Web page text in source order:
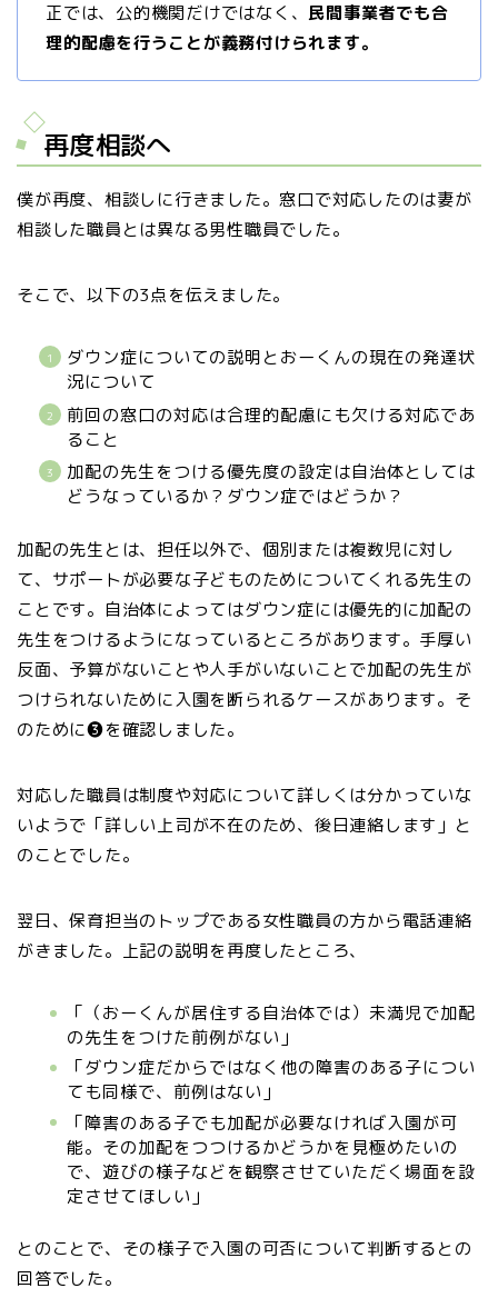
正では、公的機関だけではなく、 民間事業者でも合
理的配慮を行うことが義務付けられます。
再度相談へ
僕が再度、相談しに行きました。窓口で対応したのは妻が
相談した職員とは異なる男性職員でした。
そこで、以下の3点を伝えました。
ダウン症についての説明とおーくんの現在の発達状
況について
前回の窓口の対応は合理的配慮にも欠ける対応であ
ること
加配の先生をつける優先度の設定は自治体としては
どうなっているか？ダウン症ではどうか？
加配の先生とは、担任以外で、個別または複数児に対し
て、サポートが必要な子どものためについてくれる先生の
ことです。自治体によってはダウン症には優先的に加配の
先生をつけるようになっているところがあります。手厚い
反面、予算がないことや人手がいないことで加配の先生が
つけられないために入園を断られるケースがあります。そ
のために❸を確認しました。
対応した職員は制度や対応について詳しくは分かっていな
いようで「詳しい上司が不在のため、後日連絡します」と
のことでした。
翌日、保育担当のトップである女性職員の方から電話連絡
がきました。上記の説明を再度したところ、
「（おーくんが居住する自治体では）未満児で加配
の先生をつけた前例がない」
「ダウン症だからではなく他の障害のある子につい
ても同様で、前例はない」
「障害のある子でも加配が必要なければ入園が可
能。その加配をつつけるかどうかを見極めたいの
で、遊びの様子などを観察させていただく場面を設
定させてほしい」
とのことで、その様子で入園の可否について判断するとの
回答でした。